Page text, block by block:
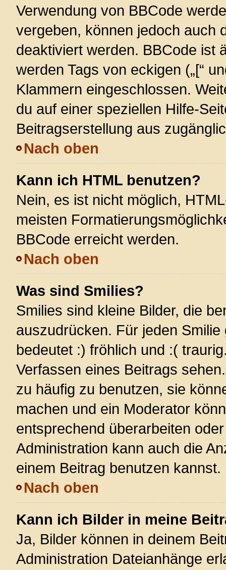
Verwendung von BBCode
vergeben, können jedoch auch
deaktiviert werden. BBCode ist
werden Tags von eckigen („[“
Klammern eingeschlossen.
du auf einer speziellen Hilfe-
Beitragserstellung aus
Nach oben
Kann ich HTML benutzen?
Nein, es ist nicht möglich,
meisten
BBCode erreicht werden.
Nach oben
Was sind Smilies?
Smilies sind kleine Bilder, die
auszudrücken. Für jeden
bedeutet :) fröhlich und :(
Verfassen eines Beitrags
zu häufig zu benutzen, sie
machen und ein Moderator
entsprechend überarbeiten
Administration kann auch die
einem Beitrag benutzen kannst.
Nach oben
Kann ich Bilder in meine
Ja, Bilder können in deinem
Administration Dateianhänge